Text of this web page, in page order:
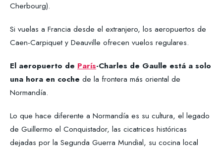
Cherbourg).
Si vuelas a Francia desde el extranjero, los aeropuertos de
Caen-Carpiquet y Deauville ofrecen vuelos regulares.
El aeropuerto de París-Charles de Gaulle está a solo
una hora en coche de la frontera más oriental de
Normandía.
Lo que hace diferente a Normandía es su cultura, el legado
de Guillermo el Conquistador, las cicatrices históricas
dejadas por la Segunda Guerra Mundial, su cocina local